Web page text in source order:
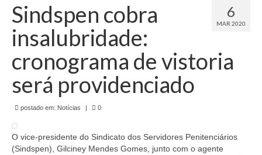
Institucional
Diretoria Sindsppen
Histórico do Sindsppen
Histórico do Sistema Penitenciário do Estado
de Mato Grosso
Estatuto do Sindsppen
6
MAR 2020
Sindspen cobra
insalubridade:
cronograma de vistoria
será providenciado
postado em: Notícias | 0
O vice-presidente do Sindicato dos Servidores Penitenciários
(Sindspen), Gilciney Mendes Gomes, junto com o agente